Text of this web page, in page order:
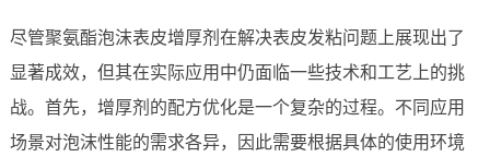
尽管聚氨酯泡沫表皮增厚剂在解决表皮发粘问题上展现出了
显著成效，但其在实际应用中仍面临一些技术和工艺上的挑
战。首先，增厚剂的配方优化是一个复杂的过程。不同应用
场景对泡沫性能的需求各异，因此需要根据具体的使用环境